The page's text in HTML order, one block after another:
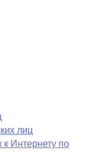
лиц
Интернету по